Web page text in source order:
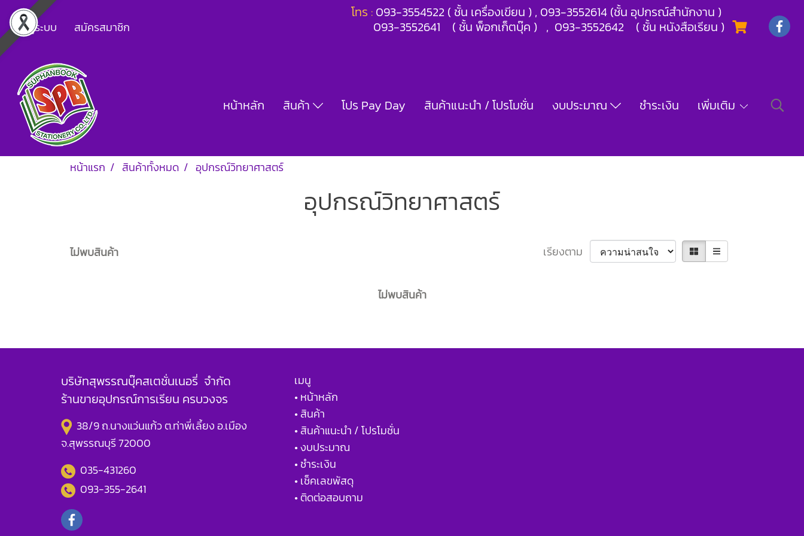
เข้าสู่ระบบ สมัครสมาชิก
โทร : 093-3554522 ( ชั้น เครื่องเขียน ) , 093-3552614 (ชั้น อุปกรณ์สำนักงาน )
093-3552641 ( ชั้น พ็อกเก็ตบุ๊ค ) , 093-3552642 ( ชั้น หนังสือเรียน )
หน้าหลัก สินค้า โปร Pay Day สินค้าแนะนำ / โปรโมชั่น งบประมาณ ชำระเงิน เพิ่มเติม
หน้าแรก สินค้าทั้งหมด อุปกรณ์วิทยาศาสตร์
อุปกรณ์วิทยาศาสตร์
ไม่พบสินค้า เรียงตาม
ไม่พบสินค้า
บริษัทสุพรรณบุ๊คสเตชั่นเนอรี่ จำกัด
ร้านขายอุปกรณ์การเรียน ครบวงจร
38/9 ถ.นางแว่นแก้ว ต.ท่าพี่เลี้ยง อ.เมือง
จ.สุพรรณบุรี 72000
035-431260
093-355-2641
เมนู
• หน้าหลัก
• สินค้า
• สินค้าแนะนำ / โปรโมชั่น
• งบประมาณ
• ชำระเงิน
• เช็คเลขพัสดุ
• ติดต่อสอบถาม